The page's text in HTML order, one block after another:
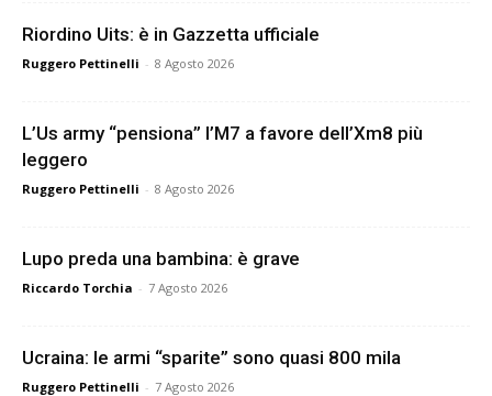
Riordino Uits: è in Gazzetta ufficiale
Ruggero Pettinelli - 8 Agosto 2026
L’Us army “pensiona” l’M7 a favore dell’Xm8 più
leggero
Ruggero Pettinelli - 8 Agosto 2026
Lupo preda una bambina: è grave
Riccardo Torchia - 7 Agosto 2026
Ucraina: le armi “sparite” sono quasi 800 mila
Ruggero Pettinelli - 7 Agosto 2026